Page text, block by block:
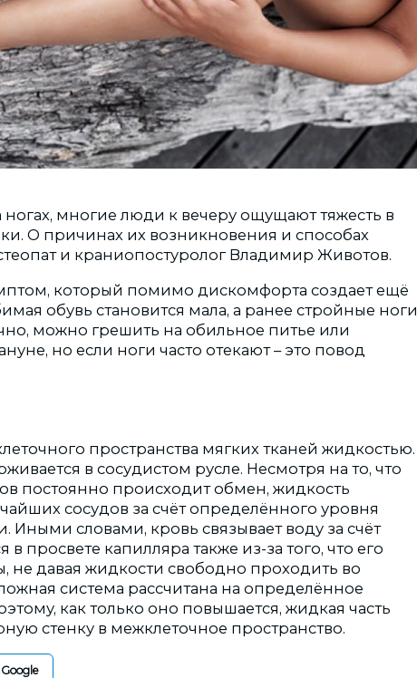
многие люди к вечеру ощущают тяжесть в
О причинах их возникновения и способах
и краниопостуролог Владимир Животов.
который помимо дискомфорта создает ещё
обувь становится мала, а ранее стройные ноги
можно грешить на обильное питье или
но если ноги часто отекают – это повод
пространства мягких тканей жидкостью.
в сосудистом русле. Несмотря на то, что
постоянно происходит обмен, жидкость
сосудов за счёт определённого уровня
Иными словами, кровь связывает воду за счёт
просвете капилляра также из-за того, что его
не давая жидкости свободно проходить во
система рассчитана на определённое
как только оно повышается, жидкая часть
стенку в межклеточное пространство.